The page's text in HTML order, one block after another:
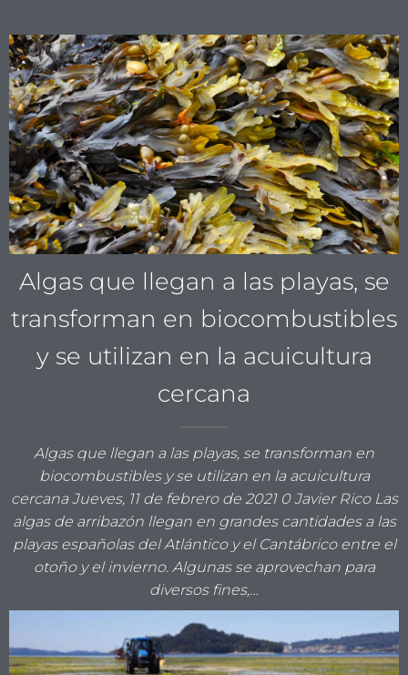
Algas que llegan a las playas, se
transforman en biocombustibles
y se utilizan en la acuicultura
cercana
Algas que llegan a las playas, se transforman en
biocombustibles y se utilizan en la acuicultura
cercana Jueves, 11 de febrero de 2021 0 Javier Rico Las
algas de arribazón llegan en grandes cantidades a las
playas españolas del Atlántico y el Cantábrico entre el
otoño y el invierno. Algunas se aprovechan para
diversos fines,…